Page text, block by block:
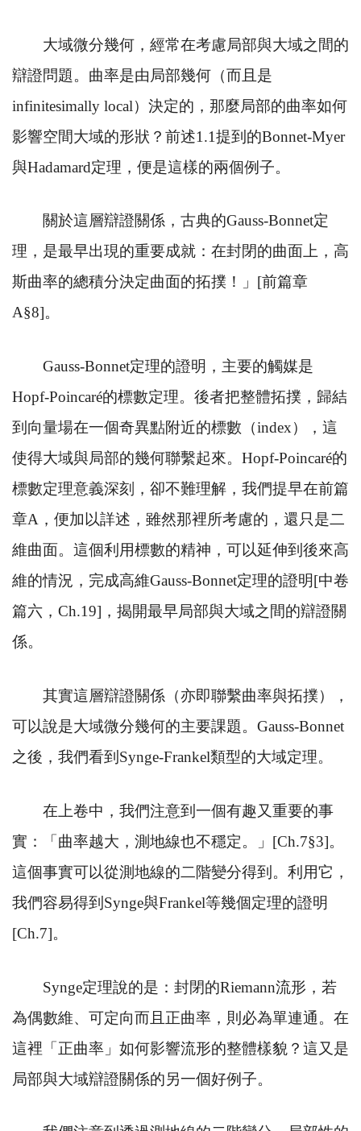
大域微分幾何，經常在考慮局部與大域之間的
辯證問題。曲率是由局部幾何（而且是
infinitesimally local）決定的，那麼局部的曲率如何
影響空間大域的形狀？前述1.1提到的Bonnet-Myer
與Hadamard定理，便是這樣的兩個例子。
關於這層辯證關係，古典的Gauss-Bonnet定
理，是最早出現的重要成就：在封閉的曲面上，高
斯曲率的總積分決定曲面的拓撲！」 [前篇章
A§8]。
Gauss-Bonnet定理的證明，主要的觸媒是
Hopf-Poincaré的標數定理。後者把整體拓撲，歸結
到向量場在一個奇異點附近的標數（index），這
使得大域與局部的幾何聯繫起來。 Hopf-Poincaré的
標數定理意義深刻，卻不難理解，我們提早在前篇
章A ，便加以詳述，雖然那裡所考慮的，還只是二
維曲面。這個利用標數的精神，可以延伸到後來高
維的情況，完成高維Gauss-Bonnet定理的證明[中卷
篇六， Ch.19] ，揭開最早局部與大域之間的辯證關
係。
其實這層辯證關係（亦即聯繫曲率與拓撲），
可以說是大域微分幾何的主要課題。 Gauss-Bonnet
之後，我們看到 Synge-Frankel類型的大域定理。
在上卷中，我們注意到一個有趣又重要的事
實：「曲率越大，測地線也不穩定。」 [Ch.7§3]。
這個事實可以從測地線的二階變分得到。利用它，
我們容易得到 Synge與Frankel等幾個定理的證明
[Ch.7]。
Synge定理說的是：封閉的Riemann流形，若
為偶數維、可定向而且正曲率，則必為單連通。在
這裡「正曲率」如何影響流形的整體樣貌？這又是
局部與大域辯證關係的另一個好例子。